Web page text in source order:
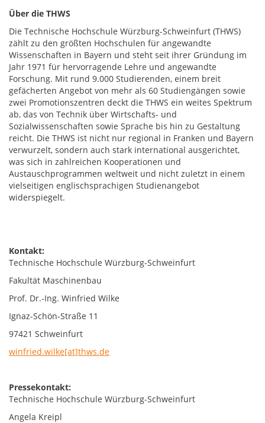
Über die THWS
Die Technische Hochschule Würzburg-Schweinfurt (THWS)
zählt zu den größten Hochschulen für angewandte
Wissenschaften in Bayern und steht seit ihrer Gründung im
Jahr 1971 für hervorragende Lehre und angewandte
Forschung. Mit rund 9.000 Studierenden, einem breit
gefächerten Angebot von mehr als 60 Studiengängen sowie
zwei Promotionszentren deckt die THWS ein weites Spektrum
ab, das von Technik über Wirtschafts- und
Sozialwissenschaften sowie Sprache bis hin zu Gestaltung
reicht. Die THWS ist nicht nur regional in Franken und Bayern
verwurzelt, sondern auch stark international ausgerichtet,
was sich in zahlreichen Kooperationen und
Austauschprogrammen weltweit und nicht zuletzt in einem
vielseitigen englischsprachigen Studienangebot
widerspiegelt.
Kontakt:
Technische Hochschule Würzburg-Schweinfurt
Fakultät Maschinenbau
Prof. Dr.-Ing. Winfried Wilke
Ignaz-Schön-Straße 11
97421 Schweinfurt
winfried.wilke[at]thws.de
Pressekontakt:
Technische Hochschule Würzburg-Schweinfurt
Angela Kreipl